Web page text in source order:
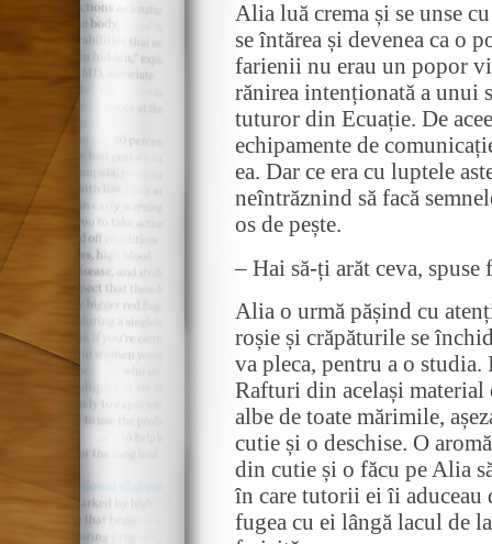
Alia luă crema și se unse
se întărea și devenea ca o
farienii nu erau un popor
rănirea intenționată a unui
tuturor din Ecuație. De
echipamente de
ea. Dar ce era cu luptele
neîntrăznind să facă
os de pește.
– Hai să-ți arăt ceva, spuse
Alia o urmă pășind cu
roșie și crăpăturile se
va pleca, pentru a o studia.
Rafturi din același
albe de toate mărimile,
cutie și o deschise. O
din cutie și o făcu pe Alia
în care tutorii ei îi aduceau
fugea cu ei lângă lacul de